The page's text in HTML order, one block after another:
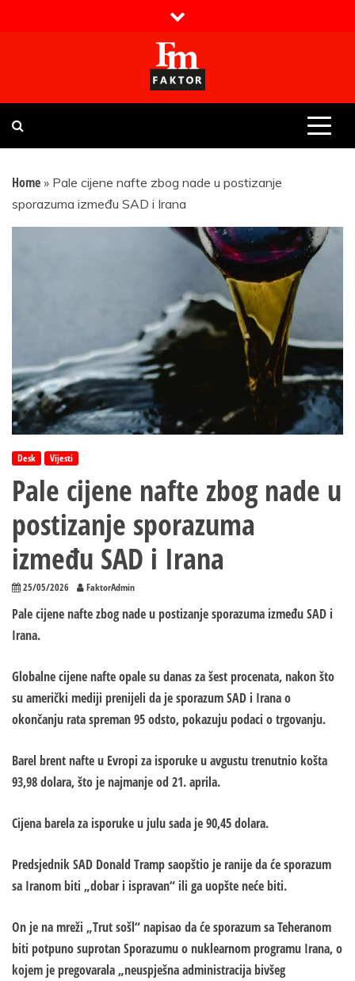
Faktor magazin
Uvijek presudan
Home » Pale cijene nafte zbog nade u postizanje
sporazuma između SAD i Irana
Desk Vijesti
Pale cijene nafte zbog nade u
postizanje sporazuma
između SAD i Irana
25/05/2026 FaktorAdmin
Pale cijene nafte zbog nade u postizanje sporazuma između SAD i
Irana.
Globalne cijene nafte opale su danas za šest procenata, nakon što
su američki mediji prenijeli da je sporazum SAD i Irana o
okončanju rata spreman 95 odsto, pokazuju podaci o trgovanju.
Barel brent nafte u Evropi za isporuke u avgustu trenutnio košta
93,98 dolara, što je najmanje od 21. aprila.
Cijena barela za isporuke u julu sada je 90,45 dolara.
Predsjednik SAD Donald Tramp saopštio je ranije da će sporazum
sa Iranom biti „dobar i ispravan“ ili ga uopšte neće biti.
On je na mreži „Trut sošl“ napisao da će sporazum sa Teheranom
biti potpuno suprotan Sporazumu o nuklearnom programu Irana, o
kojem je pregovarala „neuspješna administracija bivšeg